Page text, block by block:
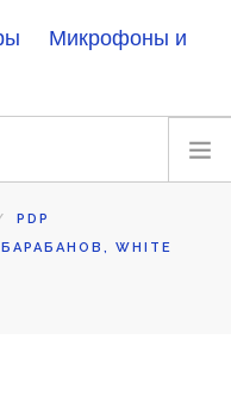
Микрофоны и
PDP
WHITE